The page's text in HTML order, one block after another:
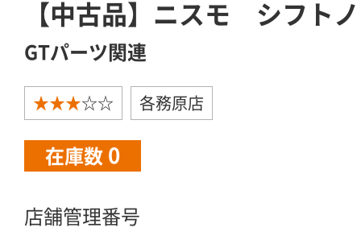
【中古品】ニスモ シフト
GTパーツ関連
★★★☆☆ 各務原店
在庫数 0
店舗管理番号